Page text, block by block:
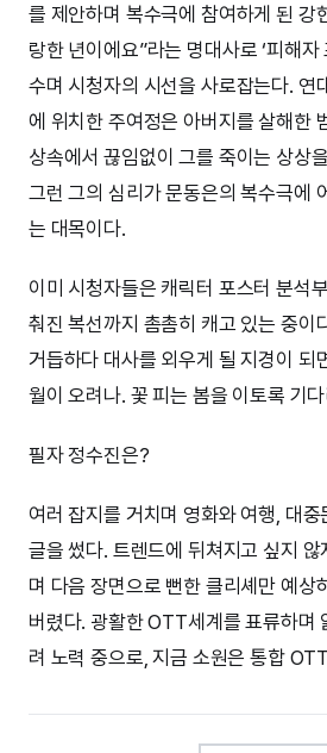
를 제안하며 복수극에 참여하게 된 강
랑한 년이에요”라는 명대사로 ‘피해자
수며 시청자의 시선을 사로잡는다. 연
에 위치한 주여정은 아버지를 살해한
상속에서 끊임없이 그를 죽이는 상상
그런 그의 심리가 문동은의 복수극에
는 대목이다.
이미 시청자들은 캐릭터 포스터 분석
춰진 복선까지 촘촘히 캐고 있는 중이
거듭하다 대사를 외우게 될 지경이 되
월이 오려나. 꽃 피는 봄을 이토록 기
필자 정수진은?
여러 잡지를 거치며 영화와 여행, 대
글을 썼다. 트렌드에 뒤쳐지고 싶지
며 다음 장면으로 뻔한 클리셰만 예상
버렸다. 광활한 OTT세계를 표류하며
려 노력 중으로, 지금 소원은 통합